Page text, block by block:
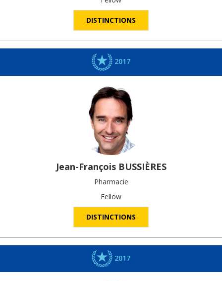
DISTINCTIONS
2017
Jean-François BUSSIÈRES
Pharmacie
Fellow
DISTINCTIONS
2017